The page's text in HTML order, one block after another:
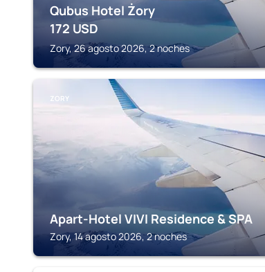
Qubus Hotel Żory
172 USD
Zory, 26 agosto 2026, 2 noches
ZORY
Apart-Hotel VIVI Residence & SPA
Zory, 14 agosto 2026, 2 noches